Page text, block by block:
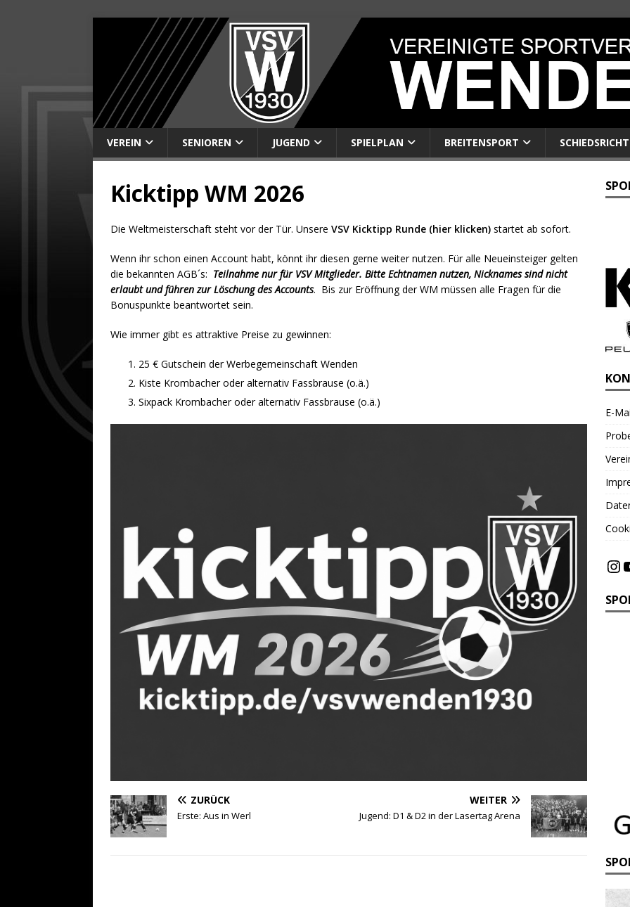
VEREIN SENIOREN JUGEND SPIELPLAN BREITENSPORT
Kicktipp WM 2026
Die Weltmeisterschaft steht vor der Tür. Unsere VSV Kicktipp Runde (hier klicken) startet ab sofort.
Wenn ihr schon einen Account habt, könnt ihr diesen gerne weiter nutzen. Für alle Neueinsteiger gelten
die bekannten AGB´s: Teilnahme nur für VSV Mitglieder. Bitte Echtnamen nutzen, Nicknames sind nicht
erlaubt und führen zur Löschung des Accounts. Bis zur Eröffnung der WM müssen alle Fragen für die
Bonuspunkte beantwortet sein.
Wie immer gibt es attraktive Preise zu gewinnen:
25 € Gutschein der Werbegemeinschaft Wenden
Kiste Krombacher oder alternativ Fassbrause (o.ä.)
Sixpack Krombacher oder alternativ Fassbrause (o.ä.)
ZURÜCK
Erste: Aus in Werl
WEITER
Jugend: D1 & D2 in der Lasertag Arena
E-